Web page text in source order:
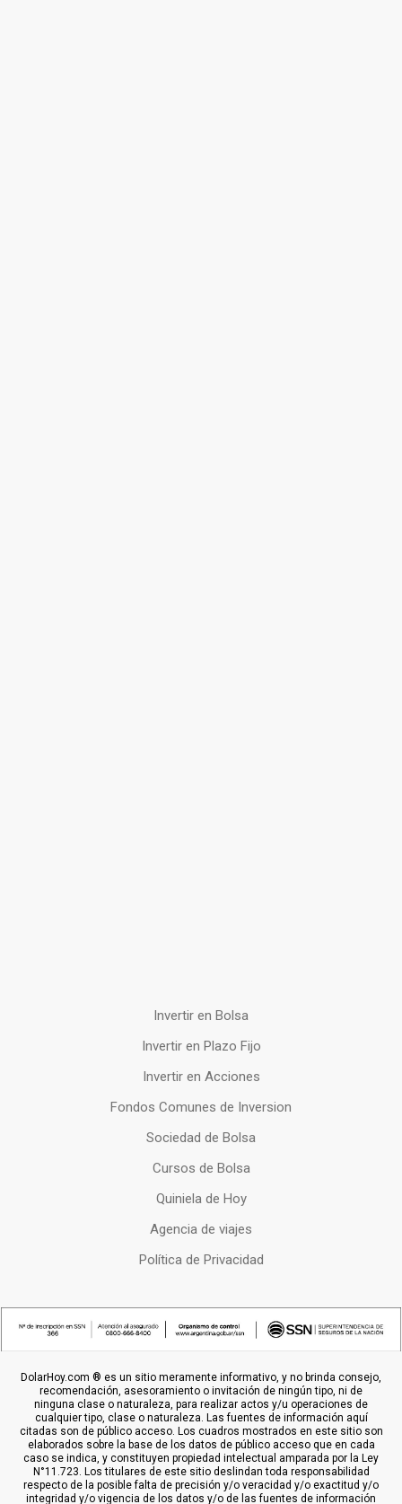
Invertir en Bolsa
Invertir en Plazo Fijo
Invertir en Acciones
Fondos Comunes de Inversion
Sociedad de Bolsa
Cursos de Bolsa
Quiniela de Hoy
Agencia de viajes
Política de Privacidad
DolarHoy.com ® es un sitio meramente informativo, y no brinda consejo,
recomendación, asesoramiento o invitación de ningún tipo, ni de
ninguna clase o naturaleza, para realizar actos y/u operaciones de
cualquier tipo, clase o naturaleza. Las fuentes de información aquí
citadas son de público acceso. Los cuadros mostrados en este sitio son
elaborados sobre la base de los datos de público acceso que en cada
caso se indica, y constituyen propiedad intelectual amparada por la Ley
N°11.723. Los titulares de este sitio deslindan toda responsabilidad
respecto de la posible falta de precisión y/o veracidad y/o exactitud y/o
integridad y/o vigencia de los datos y/o de las fuentes de información